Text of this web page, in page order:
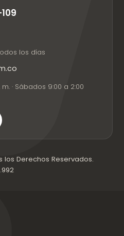
los días
· Sábados 9:00 a 2:00
los Derechos Reservados.